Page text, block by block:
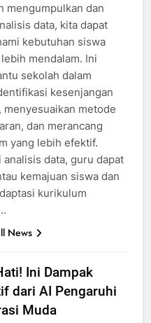
mengumpulkan dan
data, kita dapat
kebutuhan siswa
mendalam. Ini
sekolah dalam
kesenjangan
menyesuaikan metode
dan merancang
yang lebih efektif.
analisis data, guru dapat
kemajuan siswa dan
kurikulum
News
Ini Dampak
dari AI Pengaruhi
Muda